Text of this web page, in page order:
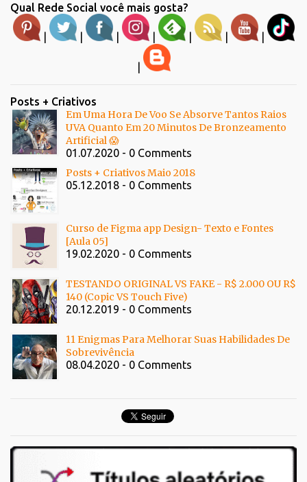
Qual Rede Social você mais gosta?
| | | | | | |
Posts + Criativos
Em Uma Hora De Voo Se Absorve Tantos Raios
UVA Quanto Em 20 Minutos De Bronzeamento
Artificial 😱
01.07.2020 - 0 Comments
Posts + Criativos Maio 2018
05.12.2018 - 0 Comments
Curso de Figma app Design- Texto e Fontes
[Aula 05]
19.02.2020 - 0 Comments
TESTANDO ORIGINAL VS FAKE - R$ 2.000 OU R$
140 (Copic VS Touch Five)
20.12.2019 - 0 Comments
11 Enigmas Para Melhorar Suas Habilidades De
Sobrevivência
08.04.2020 - 0 Comments